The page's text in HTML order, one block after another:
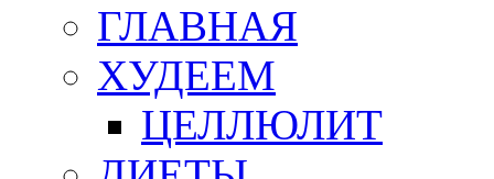
ГЛАВНАЯ
ХУДЕЕМ
ЦЕЛЛЮЛИТ